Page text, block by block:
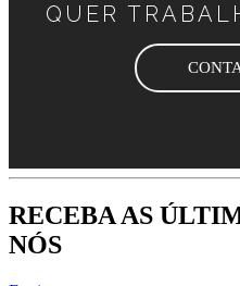
QUER
RECEBA AS
NÓS